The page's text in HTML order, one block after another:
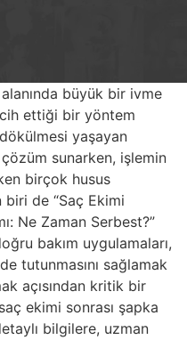
büyük bir ivme
ettiği bir yöntem
yaşayan
sunarken, işlemin
birçok husus
biri de “Saç Ekimi
Ne Zaman Serbest?”
bakım uygulamaları,
tutunmasını sağlamak
açısından kritik bir
ekimi sonrası şapka
bilgilere, uzman